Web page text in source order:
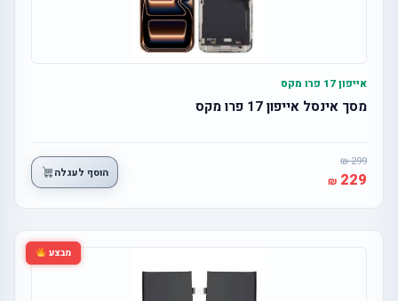
אייפון 17 פרו מקס
מסך אינסל אייפון 17 פרו מקס
299
229 הוסף לעגלה
מבצע